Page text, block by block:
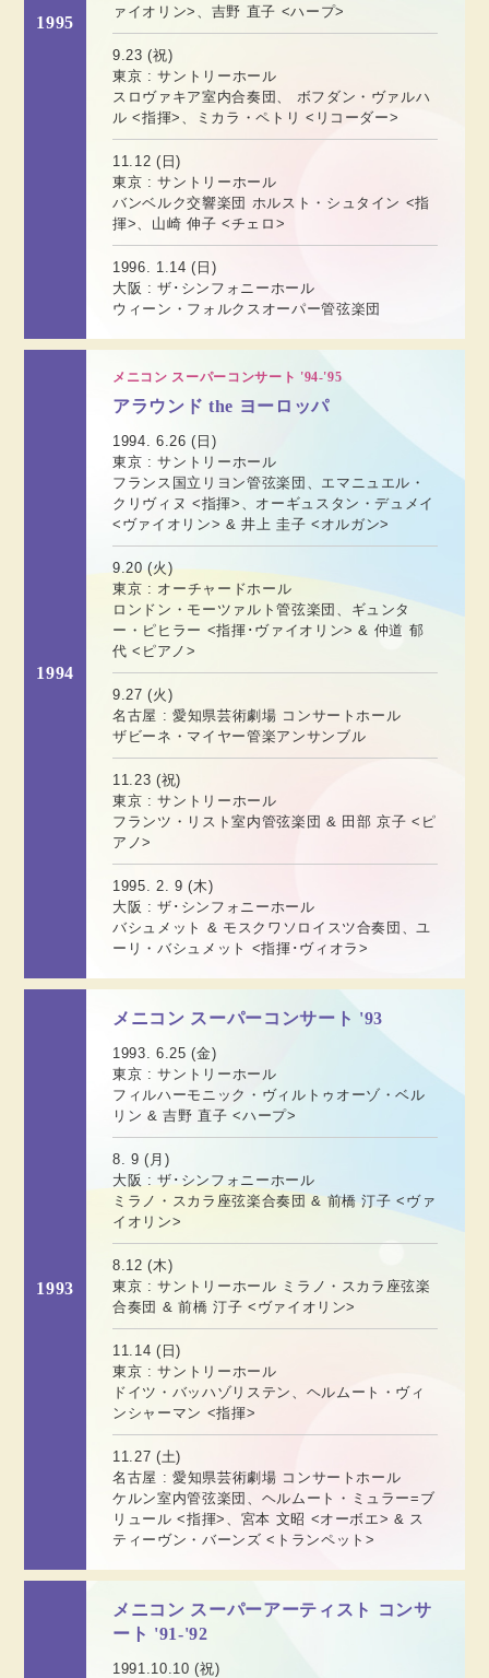
1995
ァイオリン>、吉野 直子 <ハープ>
9.23 (祝)
東京 : サントリーホール
スロヴァキア室内合奏団、 ボフダン・ヴァルハ
ル <指揮>、ミカラ・ペトリ <リコーダー>
11.12 (日)
東京 : サントリーホール
バンベルク交響楽団 ホルスト・シュタイン <指
揮>、山崎 伸子 <チェロ>
1996. 1.14 (日)
大阪 : ザ･シンフォニーホール
ウィーン・フォルクスオーパー管弦楽団
1994
メニコン スーパーコンサート '94-'95
アラウンド the ヨーロッパ
1994. 6.26 (日)
東京 : サントリーホール
フランス国立リヨン管弦楽団、エマニュエル・
クリヴィヌ <指揮>、オーギュスタン・デュメイ
<ヴァイオリン> & 井上 圭子 <オルガン>
9.20 (火)
東京 : オーチャードホール
ロンドン・モーツァルト管弦楽団、ギュンタ
ー・ピヒラー <指揮･ヴァイオリン> & 仲道 郁
代 <ピアノ>
9.27 (火)
名古屋 : 愛知県芸術劇場 コンサートホール
ザビーネ・マイヤー管楽アンサンブル
11.23 (祝)
東京 : サントリーホール
フランツ・リスト室内管弦楽団 & 田部 京子 <ピ
アノ>
1995. 2. 9 (木)
大阪 : ザ･シンフォニーホール
バシュメット & モスクワソロイスツ合奏団、ユ
ーリ・バシュメット <指揮･ヴィオラ>
1993
メニコン スーパーコンサート '93
1993. 6.25 (金)
東京 : サントリーホール
フィルハーモニック・ヴィルトゥオーゾ・ベル
リン & 吉野 直子 <ハープ>
8. 9 (月)
大阪 : ザ･シンフォニーホール
ミラノ・スカラ座弦楽合奏団 & 前橋 汀子 <ヴァ
イオリン>
8.12 (木)
東京 : サントリーホール ミラノ・スカラ座弦楽
合奏団 & 前橋 汀子 <ヴァイオリン>
11.14 (日)
東京 : サントリーホール
ドイツ・バッハゾリステン、ヘルムート・ヴィ
ンシャーマン <指揮>
11.27 (土)
名古屋 : 愛知県芸術劇場 コンサートホール
ケルン室内管弦楽団、ヘルムート・ミュラー=ブ
リュール <指揮>、宮本 文昭 <オーボエ> & ス
ティーヴン・バーンズ <トランペット>
メニコン スーパーアーティスト コンサ
ート '91-'92
1991.10.10 (祝)